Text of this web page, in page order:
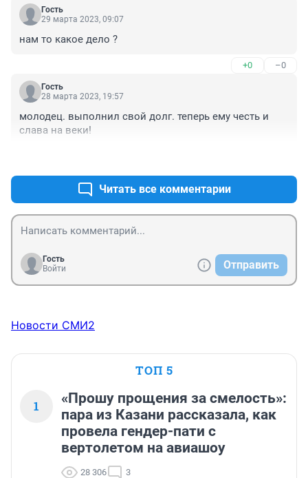
Гость
29 марта 2023, 09:07
нам то какое дело ?
+0 –0
Гость
28 марта 2023, 19:57
молодец. выполнил свой долг. теперь ему честь и
слава на веки!
Читать все комментарии
Гость
Войти
Отправить
Новости СМИ2
ТОП 5
1
«Прошу прощения за смелость»:
пара из Казани рассказала, как
провела гендер-пати с
вертолетом на авиашоу
28 306 3